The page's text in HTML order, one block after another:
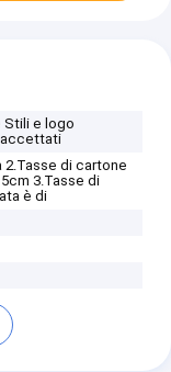
Stili e logo
accettati
di cartone
3.Tasse di
è di